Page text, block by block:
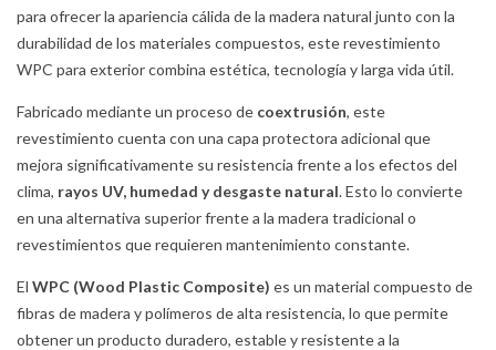
para ofrecer la apariencia cálida de la madera natural junto con la
durabilidad de los materiales compuestos, este revestimiento
WPC para exterior combina estética, tecnología y larga vida útil.
Fabricado mediante un proceso de coextrusión, este
revestimiento cuenta con una capa protectora adicional que
mejora significativamente su resistencia frente a los efectos del
clima, rayos UV, humedad y desgaste natural. Esto lo convierte
en una alternativa superior frente a la madera tradicional o
revestimientos que requieren mantenimiento constante.
El WPC (Wood Plastic Composite) es un material compuesto de
fibras de madera y polímeros de alta resistencia, lo que permite
obtener un producto duradero, estable y resistente a la